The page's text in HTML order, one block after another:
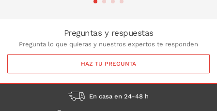
Preguntas y respuestas
Pregunta lo que quieras y nuestros expertos te responden
HAZ TU PREGUNTA
En casa en 24-48 h